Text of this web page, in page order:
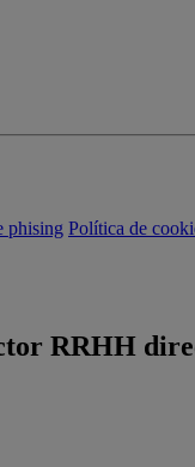
phising Política de
RRHH